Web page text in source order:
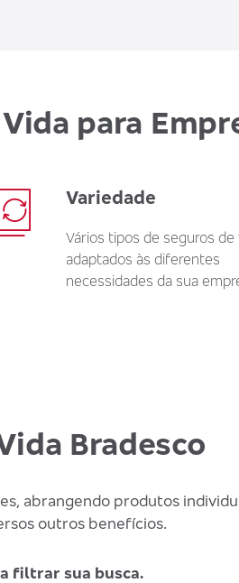
para
Variedade
Vários tipos de seguros de
adaptados às diferentes
necessidades da sua
Bradesco
abrangendo produtos
outros benefícios.
filtrar sua busca.